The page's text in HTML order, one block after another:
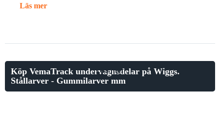
Läs mer
Läs mer
Köp VemaTrack undervagnsdelar på Wiggs.
Stållarver - Gummilarver mm